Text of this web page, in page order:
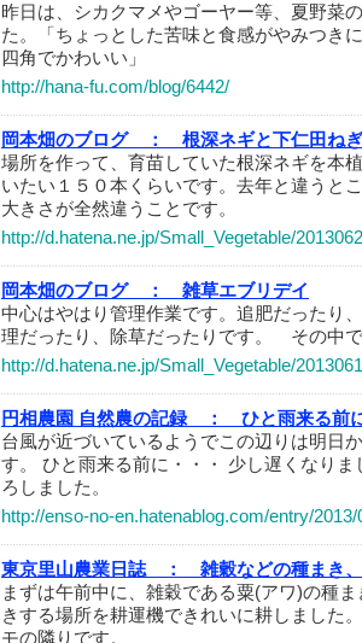
昨日は、シカクマメやゴーヤー等、夏野菜
た。「ちょっとした苦味と食感がやみつき
四角でかわいい」
http://hana-fu.com/blog/6442/
岡本畑のブログ ：
根深ネギと下仁田ねぎ
場所を作って、育苗していた根深ネギを本
いたい１５０本くらいです。去年と違うと
大きさが全然違うことです。
http://d.hatena.ne.jp/Small_Vegetable/
岡本畑のブログ ：
雑草エブリデイ
中心はやはり管理作業です。追肥だったり
理だったり、除草だったりです。 その中
http://d.hatena.ne.jp/Small_Vegetable/
円相農園 自然農の記録 ：
ひと雨来る前
台風が近づいているようでこの辺りは明日
す。 ひと雨来る前に・・・ 少し遅くなり
ろしました。
http://enso-no-en.hatenablog.com/entry/2013/
東京里山農業日誌 ：
雑穀などの種まき
まずは午前中に、雑穀である粟(アワ)の種
きする場所を耕運機できれいに耕しました
モの隣りです。